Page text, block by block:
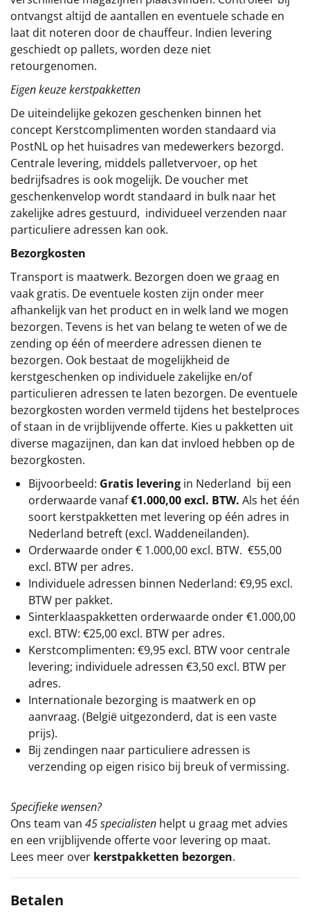
ontvangst altijd de aantallen en eventuele schade en
laat dit noteren door de chauffeur. Indien levering
geschiedt op pallets, worden deze niet
retourgenomen.
Eigen keuze kerstpakketten
De uiteindelijke gekozen geschenken binnen het
concept Kerstcomplimenten worden standaard via
PostNL op het huisadres van medewerkers bezorgd.
Centrale levering, middels palletvervoer, op het
bedrijfsadres is ook mogelijk. De voucher met
geschenkenvelop wordt standaard in bulk naar het
zakelijke adres gestuurd, individueel verzenden naar
particuliere adressen kan ook.
Bezorgkosten
Transport is maatwerk. Bezorgen doen we graag en
vaak gratis. De eventuele kosten zijn onder meer
afhankelijk van het product en in welk land we mogen
bezorgen. Tevens is het van belang te weten of we de
zending op één of meerdere adressen dienen te
bezorgen. Ook bestaat de mogelijkheid de
kerstgeschenken op individuele zakelijke en/of
particulieren adressen te laten bezorgen. De eventuele
bezorgkosten worden vermeld tijdens het bestelproces
of staan in de vrijblijvende offerte. Kies u pakketten uit
diverse magazijnen, dan kan dat invloed hebben op de
bezorgkosten.
Bijvoorbeeld: Gratis levering in Nederland bij een
orderwaarde vanaf€1.000,00 excl. BTW. Als het één
soort kerstpakketten met levering op één adres in
Nederland betreft (excl. Waddeneilanden).
Orderwaarde onder € 1.000,00 excl. BTW. €55,00
excl. BTW per adres.
Individuele adressen binnen Nederland: €9,95 excl.
BTW per pakket.
Sinterklaaspakketten orderwaarde onder €1.000,00
excl. BTW: €25,00 excl. BTW per adres.
Kerstcomplimenten: €9,95 excl. BTW voor centrale
levering; individuele adressen €3,50 excl. BTW per
adres.
Internationale bezorging is maatwerk en op
aanvraag. (België uitgezonderd, dat is een vaste
prijs).
Bij zendingen naar particuliere adressen is
verzending op eigen risico bij breuk of vermissing.
Specifieke wensen?
Ons team van 45 specialisten helpt u graag met advies
en een vrijblijvende offerte voor levering op maat.
Lees meer over kerstpakketten bezorgen.
Betalen